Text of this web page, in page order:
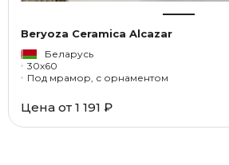
Beryoza Ceramica Alcazar
Беларусь
30x60
Под мрамор, с орнаментом
Цена от 1 191 ₽